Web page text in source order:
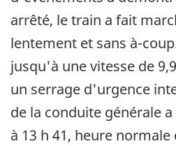
arrêté, le train a fait
lentement et sans à-
jusqu'à une vitesse de
un serrage d'urgence
de la conduite générale
à 13 h 41, heure normale